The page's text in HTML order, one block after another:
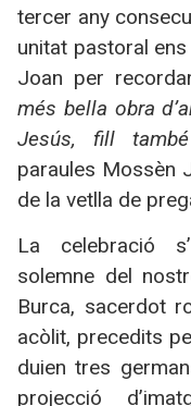
tercer any
unitat pastoral ens
Joan per
més bella obra
Jesús, fill
paraules Mossèn
de la vetlla de
La celebració
solemne del
Burca, sacerdot
acòlit, precedits
duien tres
projecció